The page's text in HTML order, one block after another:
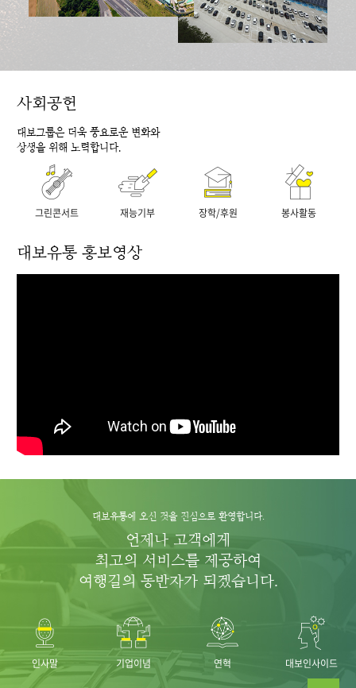
사회공헌
대보그룹은 더욱 풍요로운 변화와
상생을 위해 노력합니다.
그린콘서트 재능기부 장학/후원 봉사활동
대보유통 홍보영상
대보유통에 오신 것을 진심으로 환영합니다.
언제나 고객에게
최고의 서비스를 제공하여
여행길의 동반자가 되겠습니다.
인사말 기업이념 연혁 대보인사이드